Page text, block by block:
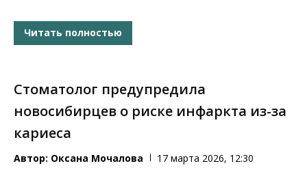
Читать полностью
Стоматолог предупредила
новосибирцев о риске инфаркта из-за
кариеса
Автор: Оксана Мочалова 17 марта 2026, 12:30